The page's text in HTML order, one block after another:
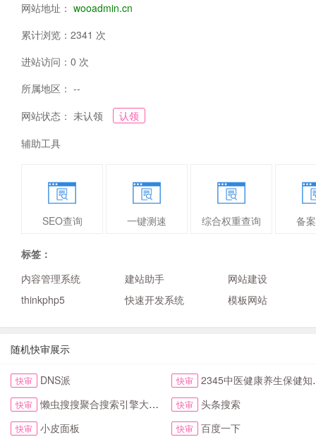
网站地址： wooadmin.cn
累计浏览：2341 次
进站访问：0 次
所属地区： --
网站状态： 未认领
认领
辅助工具
SEO查询 一键测速 综合权重查询 备
标签：
内容管理系统
建站助手
网站建设
thinkphp5
快速开发系统 模板网站
随机快审展示
快审 DNS派 快审 2345中医健康养生保健知识网
快审 懒虫搜搜聚合搜索引擎大全抖音头条综合搜索 快审 头条搜索
快审 小皮面板 快审 百度一下